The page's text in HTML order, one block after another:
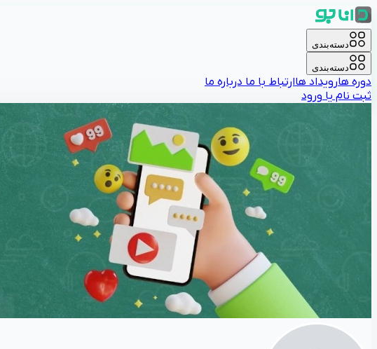
دسته‌بندی
دسته‌بندی
دوره هارویداد هاارتباط با ما درباره ما
ثبت نام یا ورود